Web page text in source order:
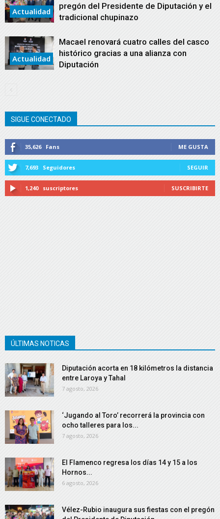
Actualidad
pregón del Presidente de Diputación y el
tradicional chupinazo
Actualidad
Macael renovará cuatro calles del casco
histórico gracias a una alianza con
Diputación
SIGUE CONECTADO
35,626 Fans ME GUSTA
7,693 Seguidores SEGUIR
1,240 suscriptores SUSCRIBIRTE
ÚLTIMAS NOTICAS
Diputación acorta en 18 kilómetros la distancia
entre Laroya y Tahal
7 agosto, 2026
‘Jugando al Toro’ recorrerá la provincia con
ocho talleres para los...
7 agosto, 2026
El Flamenco regresa los días 14 y 15 a los
Hornos...
6 agosto, 2026
Vélez-Rubio inaugura sus fiestas con el pregón